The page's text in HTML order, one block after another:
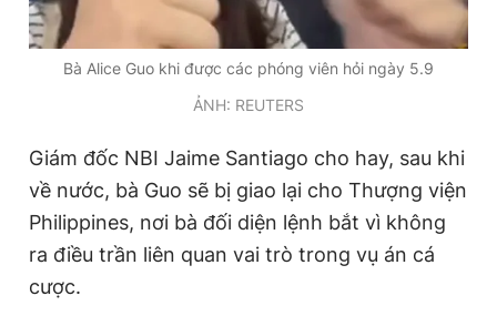
Bà Alice Guo khi được các phóng viên hỏi ngày 5.9
ẢNH: REUTERS
Giám đốc NBI Jaime Santiago cho hay, sau khi
về nước, bà Guo sẽ bị giao lại cho Thượng viện
Philippines, nơi bà đối diện lệnh bắt vì không
ra điều trần liên quan vai trò trong vụ án cá
cược.